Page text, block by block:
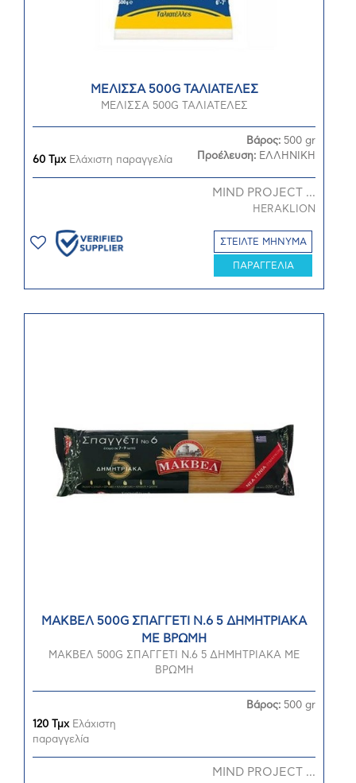
ΜΕΛΙΣΣΑ 500G ΤΑΛΙΑΤΕΛΕΣ
ΜΕΛΙΣΣΑ 500G ΤΑΛΙΑΤΕΛΕΣ
60 ΤμχΕλάχιστη παραγγελία
Βάρος: 500 gr
Προέλευση: ΕΛΛΗΝΙΚΗ
MIND PROJECT ...
HERAKLION
ΣΤΕΙΛΤΕ ΜΗΝΥΜΑ
ΠΑΡΑΓΓΕΛΙΑ
ΜΑΚΒΕΛ 500G ΣΠΑΓΓΕΤΙ N.6 5 ΔΗΜΗΤΡΙΑΚΑ
ΜΕ ΒΡΩΜΗ
ΜΑΚΒΕΛ 500G ΣΠΑΓΓΕΤΙ N.6 5 ΔΗΜΗΤΡΙΑΚΑ ΜΕ
ΒΡΩΜΗ
120 ΤμχΕλάχιστη
παραγγελία
Βάρος: 500 gr
MIND PROJECT ...